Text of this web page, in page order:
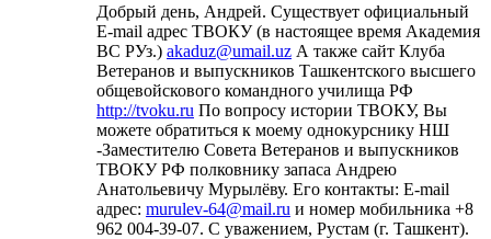
Добрый день, Андрей. Существует официальный
E-mail адрес ТВОКУ (в настоящее время Академия
ВС РУз.) akaduz@umail.uz А также сайт Клуба
Ветеранов и выпускников Ташкентского высшего
общевойскового командного училища РФ
http://tvoku.ru По вопросу истории ТВОКУ, Вы
можете обратиться к моему однокурснику НШ
-Заместителю Совета Ветеранов и выпускников
ТВОКУ РФ полковнику запаса Андрею
Анатольевичу Мурылёву. Его контакты: E-mail
адрес: murulev-64@mail.ru и номер мобильника +8
962 004-39-07. С уважением, Рустам (г. Ташкент).